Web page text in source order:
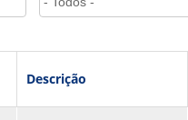
Descrição